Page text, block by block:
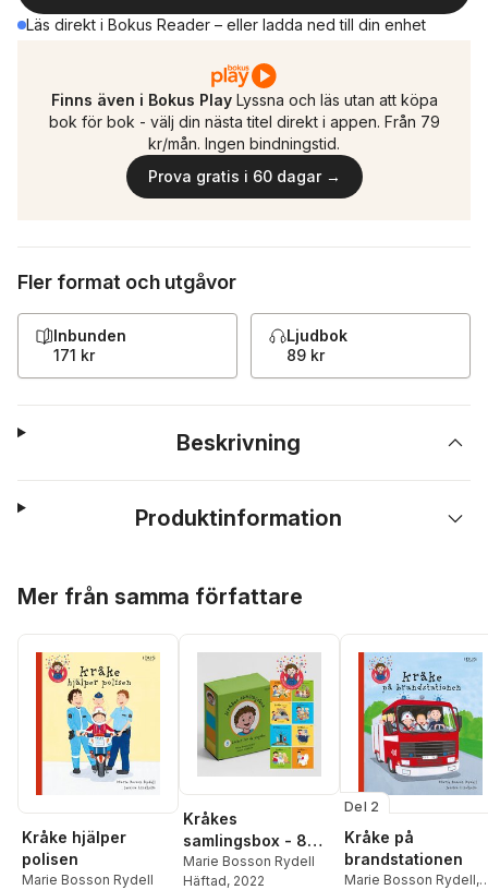
Läs direkt i Bokus Reader – eller ladda ned till din enhet
Finns även i Bokus Play Lyssna och läs utan att köpa
bok för bok - välj din nästa titel direkt i appen. Från 79
kr/mån. Ingen bindningstid.
Prova gratis i 60 dagar →
Fler format och utgåvor
Inbunden
171 kr
Ljudbok
89 kr
Beskrivning
Produktinformation
Mer från samma författare
Kråke hjälper
polisen
Marie Bosson Rydell
Kråkes
samlingsbox - 8
böcker för de
yngsta
Marie Bosson Rydell
Häftad, 2022
Del 2
Kråke på
brandstationen
Marie Bosson Rydell,